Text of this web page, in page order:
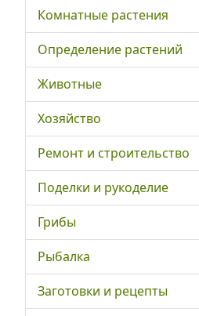
Комнатные растения
Определение растений
Животные
Хозяйство
Ремонт и строительство
Поделки и рукоделие
Грибы
Рыбалка
Заготовки и рецепты